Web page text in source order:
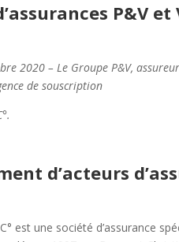
P&V
2020 – Le Groupe P&V,
de souscription
d’acteurs
est une société d’assurance